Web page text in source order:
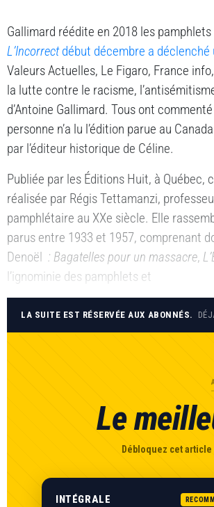
Gallimard réédite en 2018 les
L’Incorrectdébut décembre a
Valeurs Actuelles, Le Figaro, France
la lutte contre le racisme,
d’Antoine Gallimard. Tous ont
personne n’a lu l’édition parue au
par l’éditeur historique de Céline.
Publiée par les Éditions Huit, à
réalisée par Régis Tettamanzi,
pamphlétaire au XXe siècle. Elle
parus entre 1933 et 1957, comprenant
Denoël : Bagatelles pour un massacre,
l’ignominie des pamphlets et
LA SUITE EST RÉSERVÉE AUX ABONNÉS.
Le
Débloquez cet
INTÉGRALE